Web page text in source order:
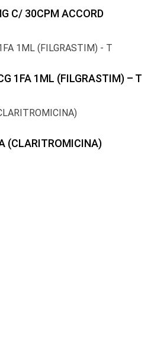
C/ 30CPM ACCORD
1FA 1ML (FILGRASTIM) – T
(CLARITROMICINA)